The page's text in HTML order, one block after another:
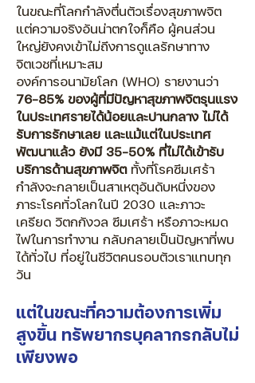
ในขณะที่โลกกำลังตื่นตัวเรื่องสุขภาพจิต
แต่ความจริงอันน่าตกใจก็คือ ผู้คนส่วน
ใหญ่ยังคงเข้าไม่ถึงการดูแลรักษาทาง
จิตเวชที่เหมาะสม
องค์การอนามัยโลก (WHO) รายงานว่า
76–85% ของผู้ที่มีปัญหาสุขภาพจิตรุนแรง
ในประเทศรายได้น้อยและปานกลาง ไม่ได้
รับการรักษาเลย และแม้แต่ในประเทศ
พัฒนาแล้ว ยังมี 35–50% ที่ไม่ได้เข้ารับ
บริการด้านสุขภาพจิตทั้งที่โรคซึมเศร้า
กำลังจะกลายเป็นสาเหตุอันดับหนึ่งของ
ภาระโรคทั่วโลกในปี 2030 และภาวะ
เครียด วิตกกังวล ซึมเศร้า หรือภาวะหมด
ไฟในการทำงาน กลับกลายเป็นปัญหาที่พบ
ได้ทั่วไป ที่อยู่ในชีวิตคนรอบตัวเราแทบทุก
วัน
แต่ในขณะที่ความต้องการเพิ่ม
สูงขึ้น ทรัพยากรบุคลากรกลับไม่
เพียงพอ